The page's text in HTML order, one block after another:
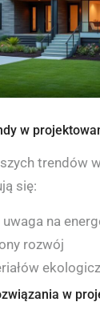
w
trendów
się:
na
rozwój
w